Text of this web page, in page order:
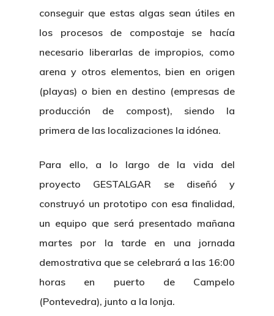
conseguir que estas algas sean útiles en
los procesos de compostaje se hacía
necesario liberarlas de impropios, como
arena y otros elementos, bien en origen
(playas) o bien en destino (empresas de
producción de compost), siendo la
primera de las localizaciones la idónea.
Para ello, a lo largo de la vida del
proyecto GESTALGAR se diseñó y
construyó un prototipo con esa finalidad,
un equipo que será presentado mañana
martes por la tarde en una jornada
demostrativa que se celebrará a las 16:00
horas en puerto de Campelo
(Pontevedra), junto a la lonja.